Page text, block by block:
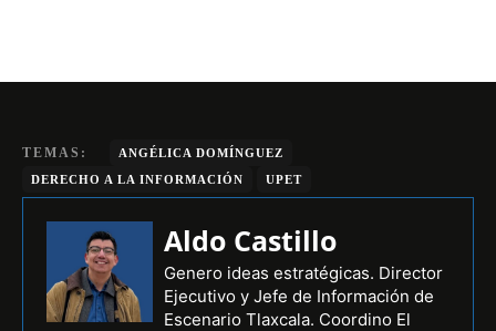
TEMAS:
ANGÉLICA DOMÍNGUEZ
DERECHO A LA INFORMACIÓN
UPET
Aldo Castillo
Genero ideas estratégicas. Director
Ejecutivo y Jefe de Información de
Escenario Tlaxcala. Coordino El